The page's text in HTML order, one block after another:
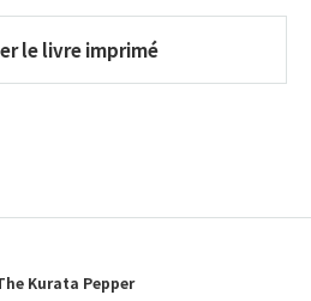
le livre imprimé
Kurata Pepper